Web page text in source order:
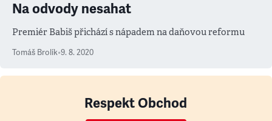
Na odvody nesahat
Premiér Babiš přichází s nápadem na daňovou reformu
Tomáš Brolík•9. 8. 2020
Respekt Obchod